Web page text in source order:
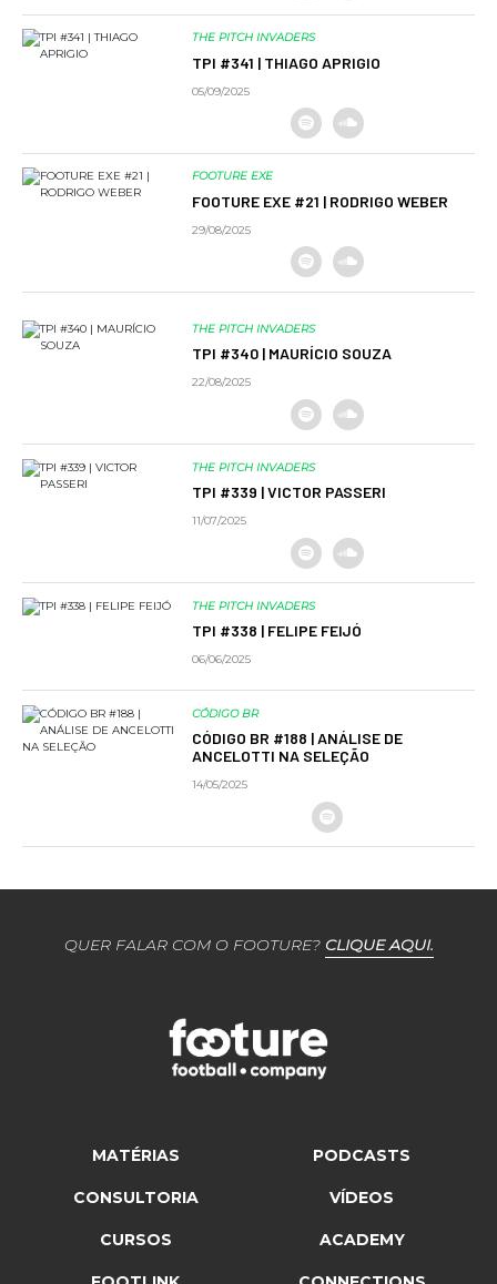
THE PITCH INVADERS
TPI #341 | THIAGO APRIGIO
05/09/2025
FOOTURE EXE
FOOTURE EXE #21 | RODRIGO WEBER
29/08/2025
THE PITCH INVADERS
TPI #340 | MAURÍCIO SOUZA
22/08/2025
THE PITCH INVADERS
TPI #339 | VICTOR PASSERI
11/07/2025
THE PITCH INVADERS
TPI #338 | FELIPE FEIJÓ
06/06/2025
CÓDIGO BR
CÓDIGO BR #188 | ANÁLISE DE
ANCELOTTI NA SELEÇÃO
14/05/2025
QUER FALAR COM O FOOTURE? CLIQUE AQUI.
MATÉRIAS PODCASTS
CONSULTORIA VÍDEOS
CURSOS ACADEMY